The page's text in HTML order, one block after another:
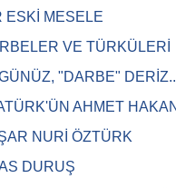
ESKİ MESELE
VE TÜRKÜLERİ
"DARBE"
AHMET
NURİ ÖZTÜRK
DURUŞ